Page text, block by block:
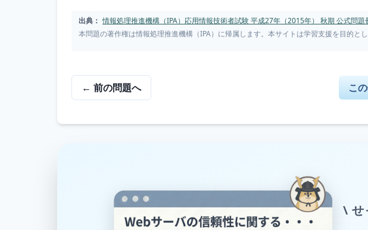
出典： 情報処理推進機構（IPA）応用情報技術者試験 平成27年（2015年） 秋期 公式問題
本問題の著作権は情報処理推進機構（IPA）に帰属します。本サイトは学習支援を目的と
← 前の問題へ こ
\ せ